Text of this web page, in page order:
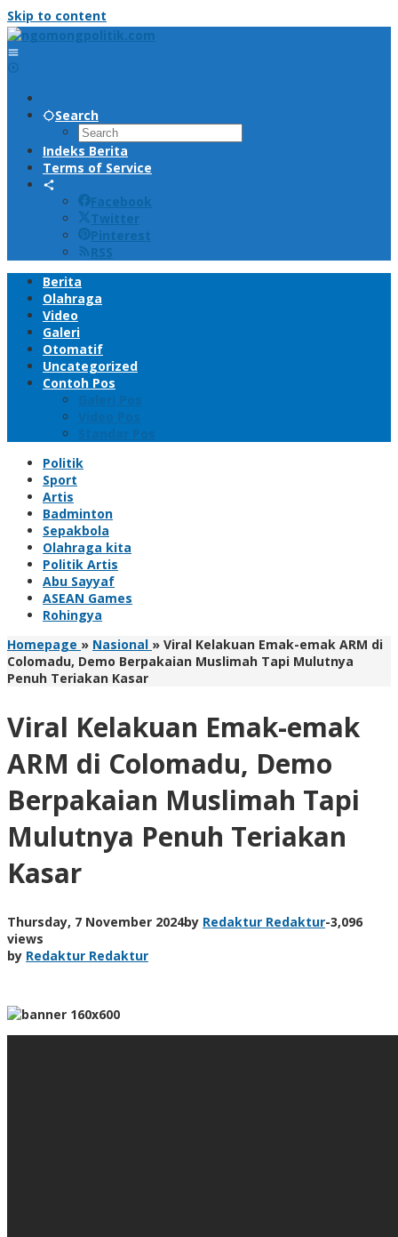
Skip to content
Search
Indeks Berita
Terms of Service
Facebook
Twitter
Pinterest
RSS
Berita
Olahraga
Video
Galeri
Otomatif
Uncategorized
Contoh Pos
Galeri Pos
Video Pos
Standar Pos
Politik
Sport
Artis
Badminton
Sepakbola
Olahraga kita
Politik Artis
Abu Sayyaf
ASEAN Games
Rohingya
Homepage » Nasional » Viral Kelakuan Emak-emak ARM di
Colomadu, Demo Berpakaian Muslimah Tapi Mulutnya
Penuh Teriakan Kasar
Viral Kelakuan Emak-emak
ARM di Colomadu, Demo
Berpakaian Muslimah Tapi
Mulutnya Penuh Teriakan
Kasar
Thursday, 7 November 2024by Redaktur Redaktur-3,096
views
by Redaktur Redaktur